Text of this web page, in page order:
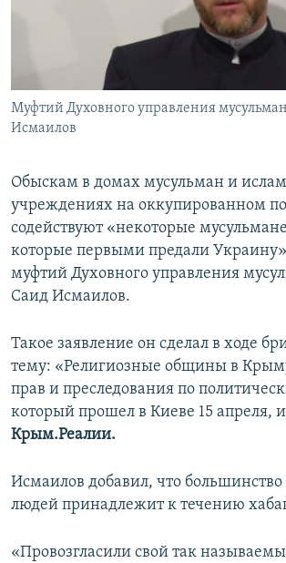
ПОБЕДИТЕЛЕЙ НЕ СУДЯТ?
КРЫМ.НЕПОКОРЕННЫЙ
УКРАИНСКАЯ ПРОБЛЕМА КРЫМА
Муфтий Духовного управления
Исмаилов
Обыскам в домах мусульман и
учреждениях на оккупированном
содействуют «некоторые
которые первыми предали
муфтий Духовного управления
Саид Исмаилов.
Такое заявление он сделал в ходе
тему: «Религиозные общины в
прав и преследования по
который прошел в Киеве 15 апреля,
Крым.Реалии.
Исмаилов добавил, что большинство
людей принадлежит к течению
«Провозгласили свой так